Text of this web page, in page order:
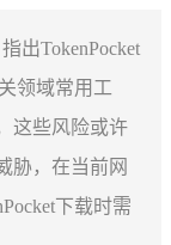
出TokenPocket
领域常用工
这些风险或许
胁，在当前网
下载时需